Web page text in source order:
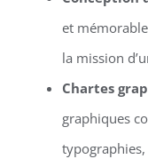
et
la mission
Chartes
graphiques
typographies,